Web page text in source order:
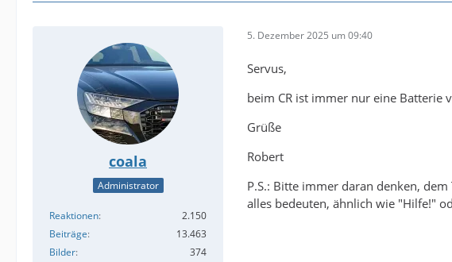
coala
Administrator
Reaktionen
2.150
Beiträge
13.463
Bilder
374
5. Dezember 2025 um 09:40
Servus,
beim CR ist immer nur eine Batterie
Grüße
Robert
P.S.: Bitte immer daran denken,
alles bedeuten, ähnlich wie "Hilfe!"